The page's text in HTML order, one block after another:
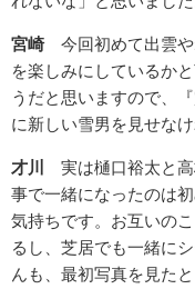
宮崎今回初めて出雲や
を楽しみにしているか
うだと思いますので、
に新しい雪男を見せな
才川
実は樋口裕太と
事で一緒になったのは
気持ちです。お互いの
るし、芝居でも一緒に
んも、最初写真を見た